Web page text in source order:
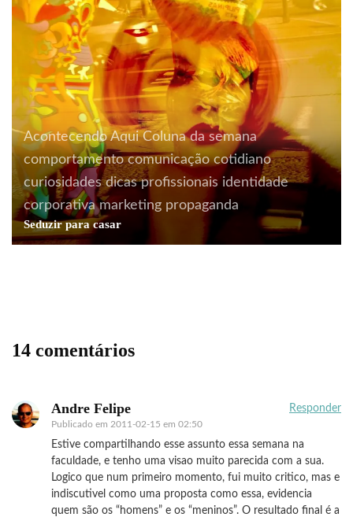
Acontecendo Aqui Coluna da semana
comportamento comunicação cotidiano
curiosidades dicas profissionais identidade
corporativa marketing propaganda
Seduzir para casar
Acontecendo Aqui Coluna da semana
comportamento
ecodesign
Design para o futuro
14 comentários
Andre Felipe
Publicado em 2011-02-15 em 02:50
Responder
Estive compartilhando esse assunto essa semana na
faculdade, e tenho uma visao muito parecida com a sua.
Logico que num primeiro momento, fui muito critico, mas e
indiscutivel como uma proposta como essa, evidencia
quem são os “homens” e os “meninos”. O resultado final é a